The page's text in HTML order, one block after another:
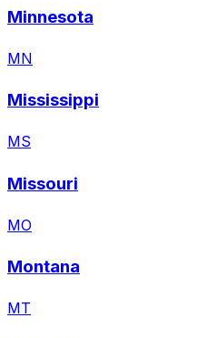
Minnesota
MN
Mississippi
MS
Missouri
MO
Montana
MT